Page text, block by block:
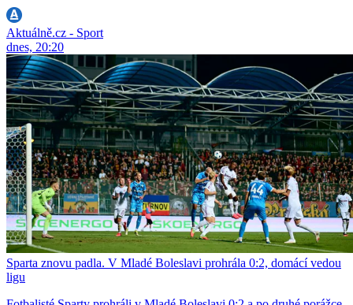
Aktuálně.cz - Sport
dnes, 20:20
Sparta znovu padla. V Mladé Boleslavi prohrála 0:2, domácí vedou
ligu